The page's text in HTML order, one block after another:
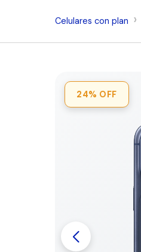
Celulares con plan
24% OFF